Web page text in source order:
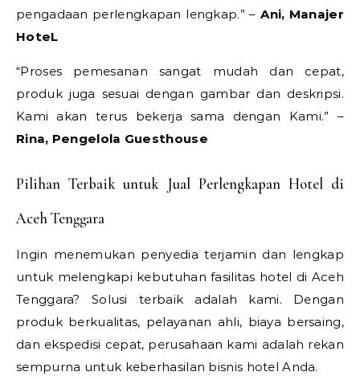
pengadaan perlengkapan lengkap.” –Ani, Manajer
HoteL
“Proses pemesanan sangat mudah dan cepat,
produk juga sesuai dengan gambar dan deskripsi.
Kami akan terus bekerja sama dengan Kami.” –
Rina, Pengelola Guesthouse
Pilihan Terbaik untuk Jual Perlengkapan Hotel di
Aceh Tenggara
Ingin menemukan penyedia terjamin dan lengkap
untuk melengkapi kebutuhan fasilitas hotel di Aceh
Tenggara? Solusi terbaik adalah kami. Dengan
produk berkualitas, pelayanan ahli, biaya bersaing,
dan ekspedisi cepat, perusahaan kami adalah rekan
sempurna untuk keberhasilan bisnis hotel Anda.